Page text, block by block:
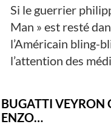
Si le guerrier
Man » est resté
l’Américain bling-
l’attention des
BUGATTI VEYRON
ENZO…